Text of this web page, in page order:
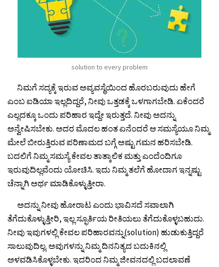
solution to every problem
ನಿಮಗೆ ಸದ್ಯಕ್ಕೆ ಇರುವ ಅವ್ಯವಸ್ಥೆಯಿಂದ ಹೊರಬರುವುದು ಹೇಗೆ
ಎಂಬ ಐಡಿಯಾ ಇಲ್ಲದಿದ್ದರೆ, ನೀವು ಒತ್ತಡಕ್ಕೆ ಒಳಗಾಗಬೇಡಿ. ಏಕೆಂದರೆ
ಎಲ್ಲದಕ್ಕೂ ಒಂದು ಪರಿಹಾರ ಇದ್ದೇ ಇರುತ್ತದೆ. ನೀವು ಅದನ್ನು
ಅನ್ವೇಷಿಸಬೇಕು. ಅದರ ಮೊದಲ ಹಂತ ಏನೆಂದರೆ ಆ ಸಮಸ್ಯೆಯೂ ನಿಮ್ಮ
ಮೇಲೆ ಬೀರುತ್ತಿರುವ ಪರಿಣಾಮದ ಬಗ್ಗೆ ಅಷ್ಟು ಗಮನ ಹರಿಸಬೇಡಿ.
ಬದಲಿಗೆ ನಿಮ್ಮ ಸಮಸ್ಯೆ ಕೇವಲ ತಾತ್ಕಾಲಿಕ ಮತ್ತು ಎಂದೆಂದಿಗೂ
ಇರುವುದಿಲ್ಲವೆಂದು ಯೋಚಿಸಿ. ಇದು ನಿಮ್ಮ ತಲೆಗೆ ಹೋದಾಗ ಇನ್ನಷ್ಟು
ಚೆನ್ನಾಗಿ ಅರ್ಥ ಮಾಡಿಕೊಳ್ಳುತ್ತೀರಾ.
ಅದನ್ನು ನೀವು ಹೋರಾಟ ಎಂದು ಭಾವಿಸದೆ ಸವಾಲಾಗಿ
ತೆಗೆದುಕೊಳ್ಳುತ್ತೀರಿ, ಇಲ್ಲ ಸ್ಫೂರ್ತಿಯ ರೀತಿಯಲು ತೆಗೆದುಕೊಳ್ಳಬಹುದು.
ನೀವು ಇವುಗಳಲ್ಲಿ ಕೇವಲ ಪರಿಹಾರವನ್ನು(solution) ಹುಡುಕುತ್ತಿದ್ದರೆ
ಸಾಲುವುದಿಲ್ಲ. ಅವುಗಳನ್ನು ನಿಮ್ಮ ದಿನನಿತ್ಯದ ಬದುಕಿನಲ್ಲಿ
ಅಳವಡಿಸಿಕೊಳ್ಳಬೇಕು. ಇದರಿಂದ ನಿಮ್ಮ ಜೀವನದಲ್ಲಿ ಬದಲಾವಣೆ